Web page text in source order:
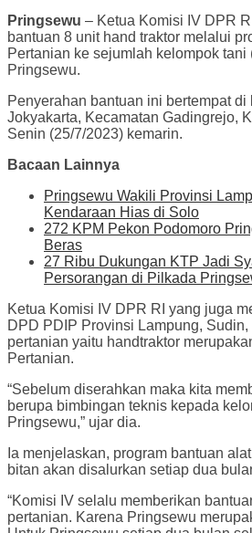
Pringsewu – Ketua Komisi IV DPR
bantuan 8 unit hand traktor melalui
Pertanian ke sejumlah kelompok tani
Pringsewu.
Penyerahan bantuan ini bertempat di
Jokyakarta, Kecamatan Gadingrejo,
Senin (25/7/2023) kemarin.
Bacaan Lainnya
Pringsewu Wakili Provinsi
Kendaraan Hias di Solo
272 KPM Pekon Podomoro
Beras
27 Ribu Dukungan KTP Jadi
Persorangan di Pilkada
Ketua Komisi IV DPR RI yang juga
DPD PDIP Provinsi Lampung,
pertanian yaitu handtraktor
Pertanian.
“Sebelum diserahkan maka kita
berupa bimbingan teknis kepada
Pringsewu,” ujar dia.
Ia menjelaskan, program bantuan
bitan akan disalurkan setiap dua
“Komisi IV selalu memberikan
pertanian. Karena Pringsewu